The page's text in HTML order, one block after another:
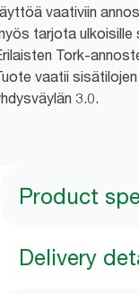
vaativiin
tarjota ulkoisille
Tork-
vaatii
3.0.
Product
Delivery